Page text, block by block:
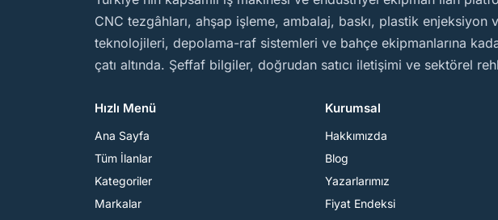
CNC tezgâhları, ahşap işleme, ambalaj, baskı, plastik
teknolojileri, depolama-raf sistemleri ve bahçe ekipmanlarına
çatı altında. Şeffaf bilgiler, doğrudan satıcı iletişimi ve sektörel
Hızlı Menü
Ana Sayfa
Tüm İlanlar
Kategoriler
Markalar
Kurumsal
Hakkımızda
Blog
Yazarlarımız
Fiyat Endeksi